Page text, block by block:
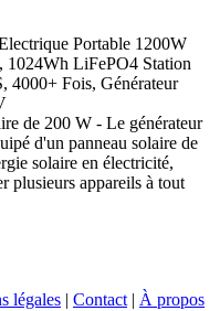
Portable 1200W
1024Wh LiFePO4 Station
4000+ Fois, Générateur
de 200 W - Le générateur
d'un panneau solaire de
solaire en électricité,
plusieurs appareils à tout
légales | Contact | À propos